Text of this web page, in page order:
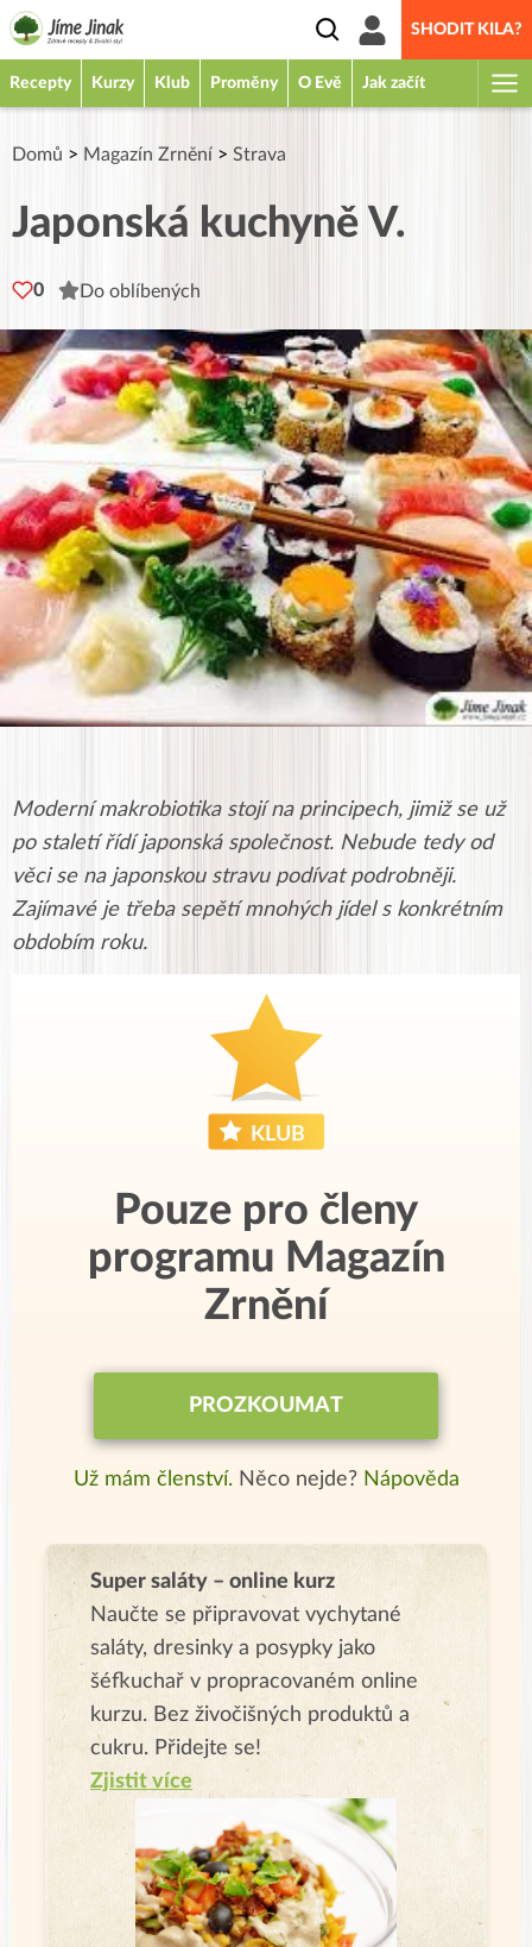
SHODIT KILA?
Recepty Kurzy Klub Proměny O Evě Jak začít
Domů > Magazín Zrnění > Strava
Japonská kuchyně V.
0 Do oblíbených
Moderní makrobiotika stojí na principech, jimiž se už
po staletí řídí japonská společnost. Nebude tedy od
věci se na japonskou stravu podívat podrobněji.
Zajímavé je třeba sepětí mnohých jídel s konkrétním
obdobím roku.
Pouze pro členy
programu Magazín
Zrnění
PROZKOUMAT
Už mám členství. Něco nejde? Nápověda
Super saláty – online kurz
Naučte se připravovat vychytané
saláty, dresinky a posypky jako
šéfkuchař v propracovaném online
kurzu. Bez živočišných produktů a
cukru. Přidejte se!
Zjistit více